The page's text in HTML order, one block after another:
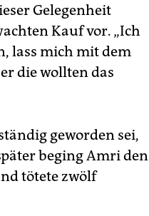
Gelegenheit
Kauf vor. „Ich
lass mich mit dem
die wollten das
geworden sei,
beging Amri den
tötete zwölf